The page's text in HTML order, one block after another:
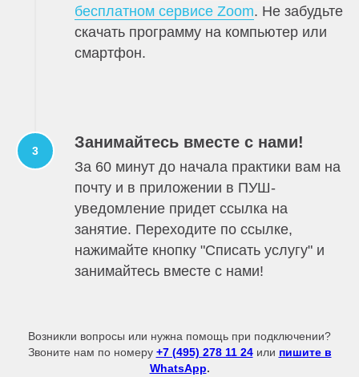
бесплатном сервисе Zoom. Не забудьте
скачать программу на компьютер или
смартфон.
Занимайтесь вместе с нами!
За 60 минут до начала практики вам на
почту и в приложении в ПУШ-
уведомление придет ссылка на
занятие. Переходите по ссылке,
нажимайте кнопку "Списать услугу" и
занимайтесь вместе с нами!
Возникли вопросы или нужна помощь при подключении?
Звоните нам по номеру +7 (495) 278 11 24или пишите в
WhatsApp.